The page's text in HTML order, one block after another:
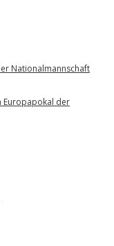
Nationalmannschaft
Europapokal der